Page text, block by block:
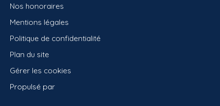
Nos honoraires
Mentions légales
Politique de confidentialité
Plan du site
Gérer les cookies
Propulsé par